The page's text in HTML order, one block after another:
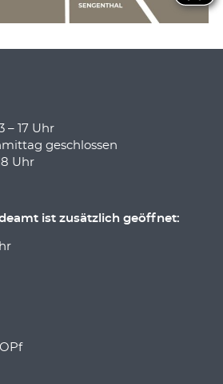
– 17 Uhr
geschlossen
Uhr
ist zusätzlich geöffnet: